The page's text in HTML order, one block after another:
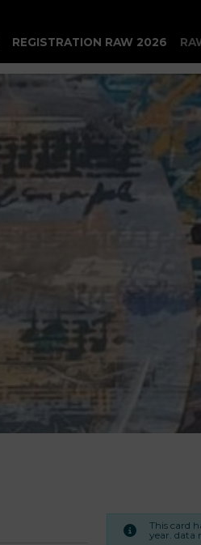
REGISTRATION RAW 2026
This card
year. data